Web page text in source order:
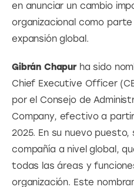
en anunciar un cambio
organizacional como
expansión global.
Gibrán Chapur ha sido
Chief Executive Officer
por el Consejo de
Company, efectivo a partir
2025. En su nuevo
compañía a nivel global,
todas las áreas y
organización. Este